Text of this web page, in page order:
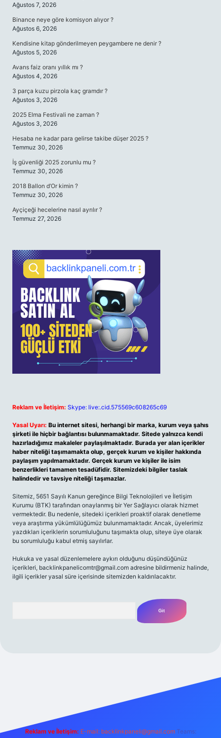
Ağustos 7, 2026
Binance neye göre komisyon alıyor ?
Ağustos 6, 2026
Kendisine kitap gönderilmeyen peygambere ne denir ?
Ağustos 5, 2026
Avans faiz oranı yıllık mı ?
Ağustos 4, 2026
3 parça kuzu pirzola kaç gramdır ?
Ağustos 3, 2026
2025 Elma Festivali ne zaman ?
Ağustos 3, 2026
Hesaba ne kadar para gelirse takibe düşer 2025 ?
Temmuz 30, 2026
İş güvenliği 2025 zorunlu mu ?
Temmuz 30, 2026
2018 Ballon d’Or kimin ?
Temmuz 30, 2026
Ayçiçeği hecelerine nasıl ayrılır ?
Temmuz 27, 2026
Reklam ve İletişim: Skype: live:.cid.575569c608265c69
Yasal Uyarı: Bu internet sitesi, herhangi bir marka, kurum veya şahıs
şirketi ile hiçbir bağlantısı bulunmamaktadır. Sitede yalnızca kendi
hazırladığımız makaleler paylaşılmaktadır. Burada yer alan içerikler
haber niteliği taşımamakta olup, gerçek kurum ve kişiler hakkında
paylaşım yapılmamaktadır. Gerçek kurum ve kişiler ile isim
benzerlikleri tamamen tesadüfidir. Sitemizdeki bilgiler taslak
halindedir ve tavsiye niteliği taşımazlar.
Sitemiz, 5651 Sayılı Kanun gereğince Bilgi Teknolojileri ve İletişim
Kurumu (BTK) tarafından onaylanmış bir Yer Sağlayıcı olarak hizmet
vermektedir. Bu nedenle, sitedeki içerikleri proaktif olarak denetleme
veya araştırma yükümlülüğümüz bulunmamaktadır. Ancak, üyelerimiz
yazdıkları içeriklerin sorumluluğunu taşımakta olup, siteye üye olarak
bu sorumluluğu kabul etmiş sayılırlar.
Hukuka ve yasal düzenlemelere aykırı olduğunu düşündüğünüz
içerikleri, backlinkpanelicomtr@gmail.com adresine bildirmeniz halinde,
ilgili içerikler yasal süre içerisinde sitemizden kaldırılacaktır.
Reklam ve İletişim: E-mail: backlinkpaneli@gmail.com Teams: